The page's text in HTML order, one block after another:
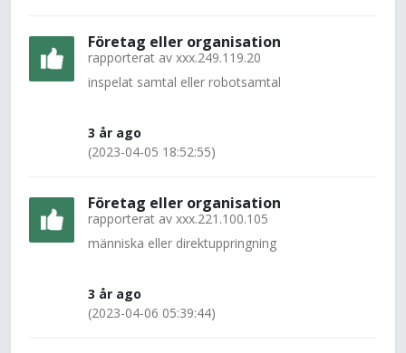
Företag eller organisation
rapporterat av xxx.249.119.20
inspelat samtal eller robotsamtal
3 år ago
(2023-04-05 18:52:55)
Företag eller organisation
rapporterat av xxx.221.100.105
människa eller direktuppringning
3 år ago
(2023-04-06 05:39:44)